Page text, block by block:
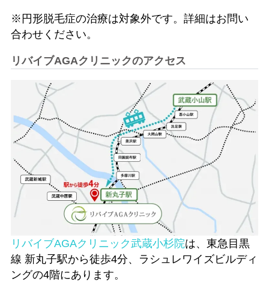
※円形脱毛症の治療は対象外です。詳細はお問い
合わせください。
リバイブAGAクリニックのアクセス
リバイブAGAクリニック武蔵小杉院は、東急目黒
線 新丸子駅から徒歩4分、ラシュレワイズビルディ
ングの4階にあります。